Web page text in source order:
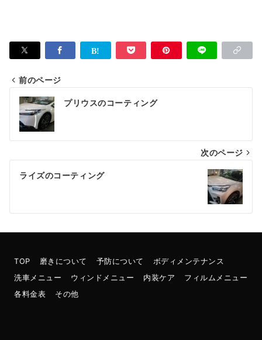
投
稿
ナ
ビ
ゲ
シ
ョ
ン
前のページ
プリウスのコーティング
次のページ
ライズのコーティング
TOP 磨きについて 予防について
ボディメンテナンス
洗車メニュー
ウィンドメニュー 内装ケア
フィルムメニュー
各料金表
その他